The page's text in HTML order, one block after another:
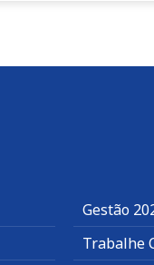
Gestão
Trabalhe